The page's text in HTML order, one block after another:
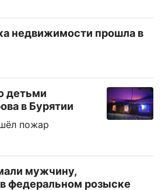
недвижимости прошла в
детьми
в Бурятии
пожар
мужчину,
федеральном розыске